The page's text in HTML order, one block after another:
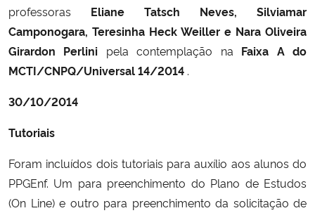
professoras Eliane Tatsch Neves, Silviamar
Camponogara, Teresinha Heck Weiller e Nara Oliveira
Girardon Perlini pela contemplação na Faixa A do
MCTI/CNPQ/Universal 14/2014 .
30/10/2014
Tutoriais
Foram incluídos dois tutoriais para auxílio aos alunos do
PPGEnf. Um para preenchimento do Plano de Estudos
(On Line) e outro para preenchimento da solicitação de